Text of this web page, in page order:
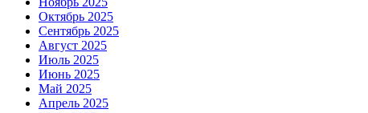
Октябрь 2025
Сентябрь 2025
Август 2025
Июль 2025
Июнь 2025
Май 2025
Апрель 2025